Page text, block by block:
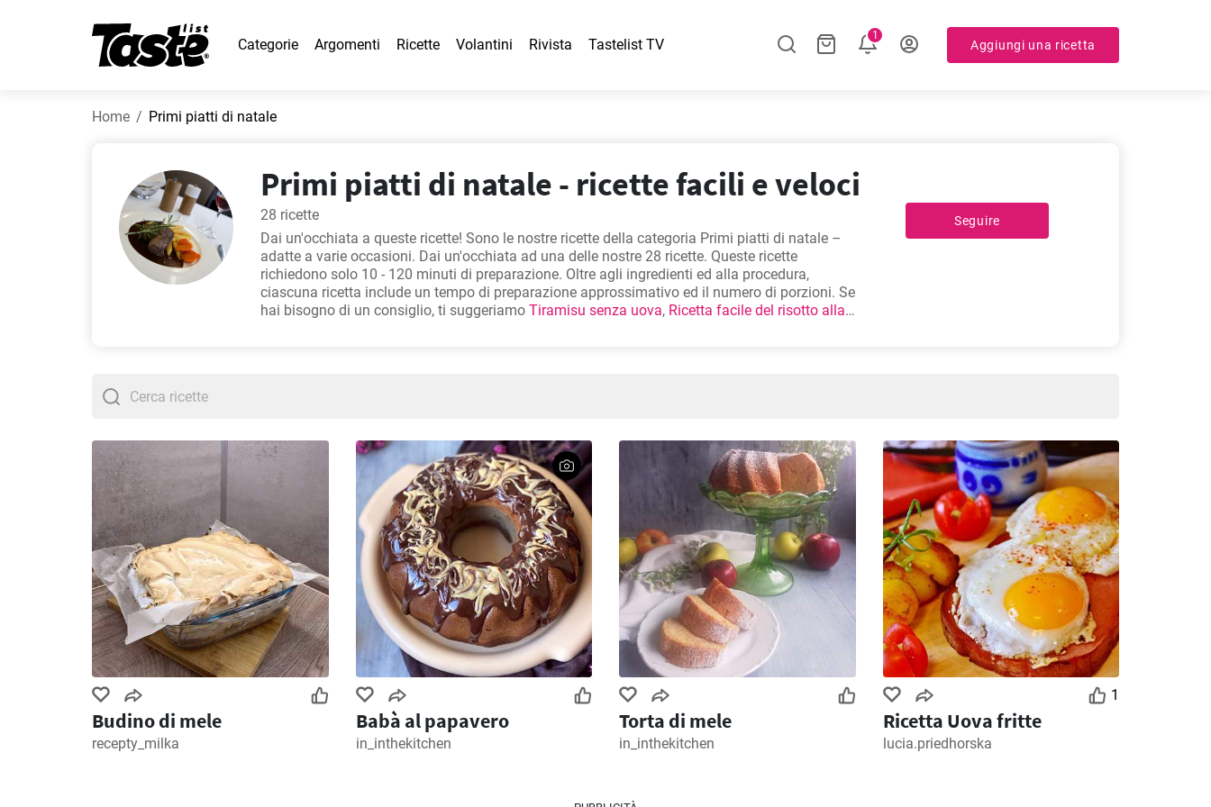
Categorie Argomenti Ricette Volantini Rivista Tastelist TV
1
Aggiungi una ricetta
Home Primi piatti di natale
Primi piatti di natale - ricette facili e veloci
28 ricette
Dai un'occhiata a queste ricette! Sono le nostre ricette della categoria Primi piatti di natale –
adatte a varie occasioni. Dai un'occhiata ad una delle nostre 28 ricette. Queste ricette
richiedono solo 10 - 120 minuti di preparazione. Oltre agli ingredienti ed alla procedura,
ciascuna ricetta include un tempo di preparazione approssimativo ed il numero di porzioni. Se
hai bisogno di un consiglio, ti suggeriamo Tiramisu senza uova, Ricetta facile del risotto alla
Seguire
Budino di mele
recepty_milka
Babà al papavero
in_inthekitchen
Torta di mele
in_inthekitchen
1
Ricetta Uova fritte
lucia.priedhorska